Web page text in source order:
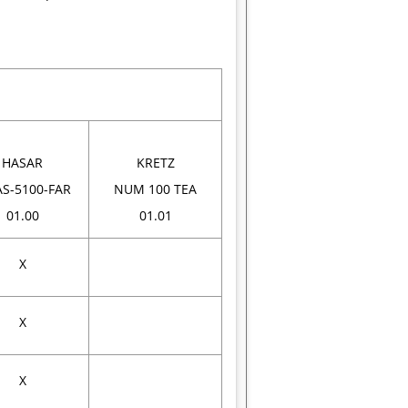
HASAR
5100-FAR
01.00
KRETZ
NUM 100 TEA
01.01
X
X
X